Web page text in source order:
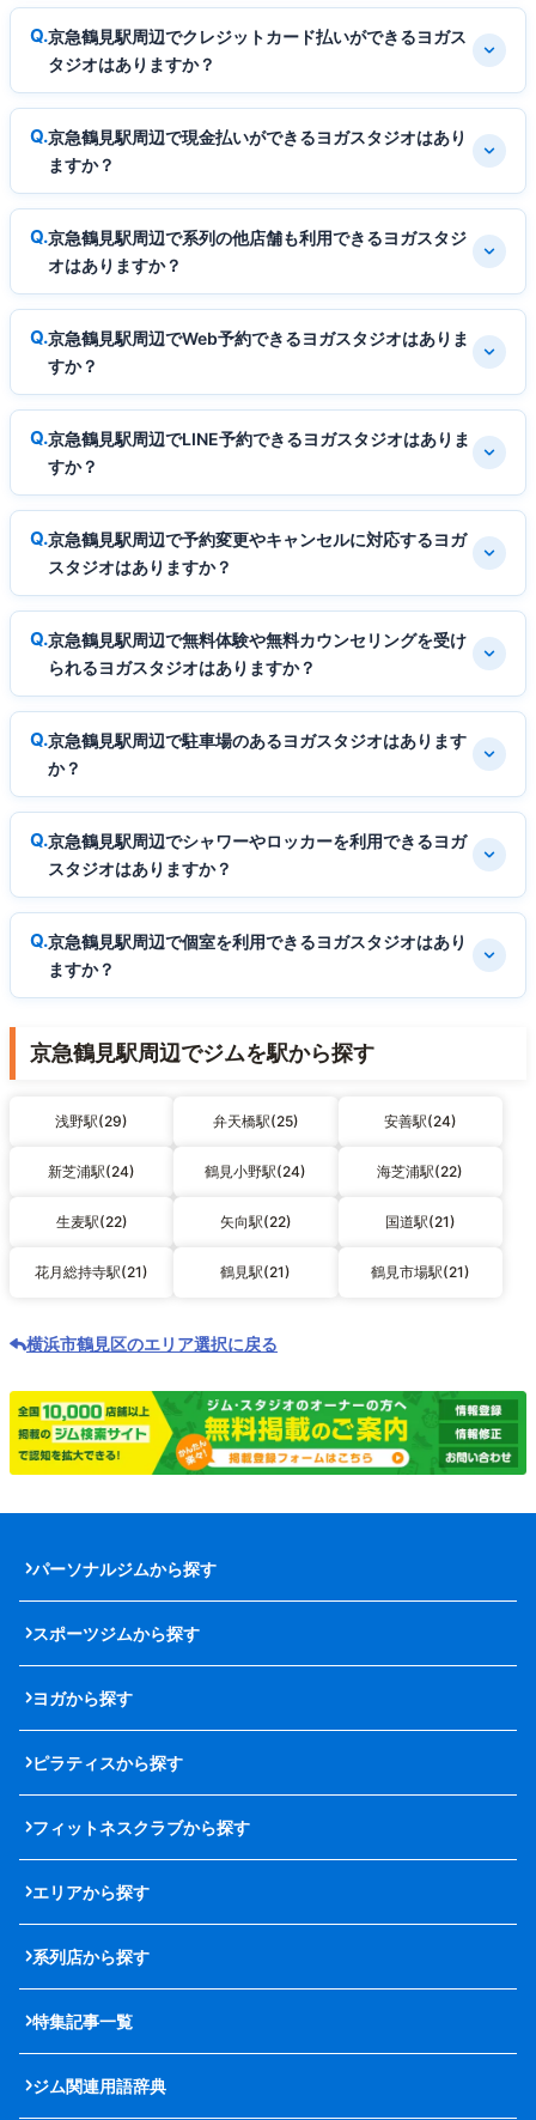
京急鶴見駅周辺でクレジットカード払いができるヨガス
タジオはありますか？
京急鶴見駅周辺で現金払いができるヨガスタジオはあり
ますか？
京急鶴見駅周辺で系列の他店舗も利用できるヨガスタジ
オはありますか？
京急鶴見駅周辺でWeb予約できるヨガスタジオはありま
すか？
京急鶴見駅周辺でLINE予約できるヨガスタジオはありま
すか？
京急鶴見駅周辺で予約変更やキャンセルに対応するヨガ
スタジオはありますか？
京急鶴見駅周辺で無料体験や無料カウンセリングを受け
られるヨガスタジオはありますか？
京急鶴見駅周辺で駐車場のあるヨガスタジオはあります
か？
京急鶴見駅周辺でシャワーやロッカーを利用できるヨガ
スタジオはありますか？
京急鶴見駅周辺で個室を利用できるヨガスタジオはあり
ますか？
京急鶴見駅周辺でジムを駅から探す
浅野駅(29) 弁天橋駅(25) 安善駅(24)
新芝浦駅(24) 鶴見小野駅(24) 海芝浦駅(22)
生麦駅(22) 矢向駅(22) 国道駅(21)
花月総持寺駅(21) 鶴見駅(21) 鶴見市場駅(21)
横浜市鶴見区のエリア選択に戻る
パーソナルジムから探す
スポーツジムから探す
ヨガから探す
ピラティスから探す
フィットネスクラブから探す
エリアから探す
系列店から探す
特集記事一覧
ジム関連用語辞典